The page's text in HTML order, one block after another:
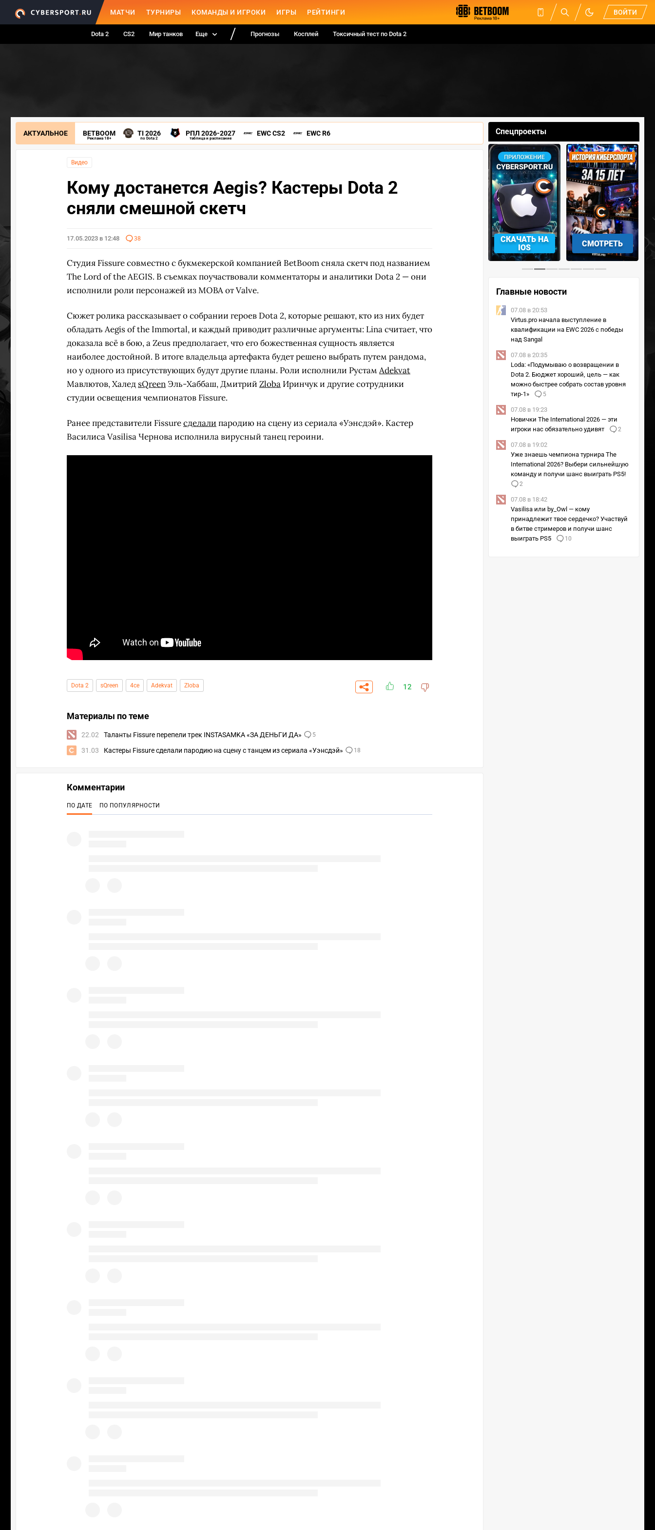
МАТЧИ ТУРНИРЫ КОМАНДЫ И ИГРОКИ ИГРЫ РЕЙТИНГИ ВОЙТИ
Dota 2 CS2 Мир танков Еще Прогнозы Косплей Токсичный тест по Dota 2
АКТУАЛЬНОЕ BETBOOM
Реклама 18+
TI 2026
по Dota 2
РПЛ 2026-2027
таблица и расписание
EWC CS2 EWC R6
Видео
Кому достанется Aegis? Кастеры Dota 2
сняли смешной скетч
17.05.2023 в 12:48 38
Студия Fissure совместно с букмекерской компанией BetBoom сняла скетч под названием
The Lord of the AEGIS. В съемках поучаствовали комментаторы и аналитики Dota 2 — они
исполнили роли персонажей из MOBA от Valve.
Сюжет ролика рассказывает о собрании героев Dota 2, которые решают, кто из них будет
обладать Aegis of the Immortal, и каждый приводит различные аргументы: Lina считает, что
доказала всё в бою, а Zeus предполагает, что его божественная сущность является
наиболее достойной. В итоге владельца артефакта будет решено выбрать путем рандома,
но у одного из присутствующих будут другие планы. Роли исполнили Рустам Adekvat
Мавлютов, Халед sQreenЭль-Хаббаш, Дмитрий Zloba Иринчук и другие сотрудники
студии освещения чемпионатов Fissure.
Ранее представители Fissureсделали пародию на сцену из сериала «Уэнсдэй». Кастер
Василиса Vasilisa Чернова исполнила вирусный танец героини.
Dota 2 sQreen 4ce Adekvat Zloba 12
Материалы по теме
22.02 Таланты Fissure перепели трек INSTASAMKA «ЗА ДЕНЬГИ ДА» 5
31.03 Кастеры Fissure сделали пародию на сцену с танцем из сериала «Уэнсдэй» 18
Спецпроекты
СМОТРЕТЬ УЧАСТВОВАТЬ
‹ ›
Главные новости
07.08 в 20:53
Virtus.pro начала выступление в
квалификации на EWC 2026 с победы
над Sangal
07.08 в 20:35
Loda: «Подумываю о возвращении в
Dota 2. Бюджет хороший, цель — как
можно быстрее собрать состав уровня
тир-1»
5
07.08 в 19:23
Новички The International 2026 — эти
игроки нас обязательно удивят
2
07.08 в 19:02
Уже знаешь чемпиона турнира The
International 2026? Выбери сильнейшую
команду и получи шанс выиграть PS5!
2
07.08 в 18:42
Vasilisa или by_Owl — кому
принадлежит твое сердечко? Участвуй
в битве стримеров и получи шанс
выиграть PS5
10
Комментарии
ПО ДАТЕ ПО ПОПУЛЯРНОСТИ